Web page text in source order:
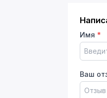
Имя *
Ваш